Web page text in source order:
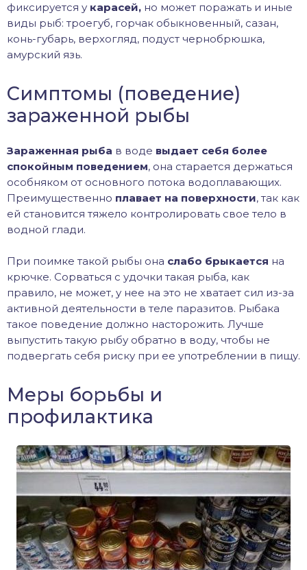
фиксируется у карасей, но может поражать и иные
виды рыб: троегуб, горчак обыкновенный, сазан,
конь-губарь, верхогляд, подуст чернобрюшка,
амурский язь.
Симптомы (поведение)
зараженной рыбы
Зараженная рыба в воде выдает себя более
спокойным поведением, она старается держаться
особняком от основного потока водоплавающих.
Преимущественно плавает на поверхности, так как
ей становится тяжело контролировать свое тело в
водной глади.
При поимке такой рыбы она слабо брыкается на
крючке. Сорваться с удочки такая рыба, как
правило, не может, у нее на это не хватает сил из-за
активной деятельности в теле паразитов. Рыбака
такое поведение должно насторожить. Лучше
выпустить такую рыбу обратно в воду, чтобы не
подвергать себя риску при ее употреблении в пищу.
Меры борьбы и
профилактика